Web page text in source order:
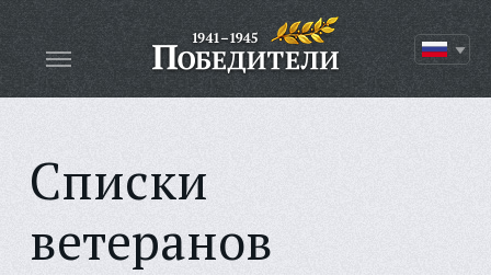
Списки
ветеранов